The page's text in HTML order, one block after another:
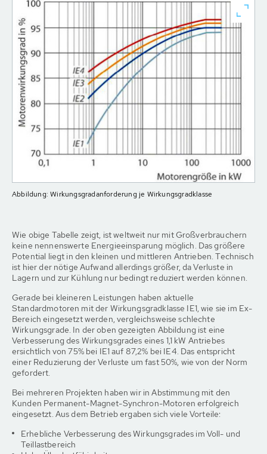
Abbildung: Wirkungsgradanforderung je Wirkungsgradklasse
Wie obige Tabelle zeigt, ist weltweit nur mit Großverbrauchern
keine nennenswerte Energieeinsparung möglich. Das größere
Potential liegt in den kleinen und mittleren Antrieben. Technisch
ist hier der nötige Aufwand allerdings größer, da Verluste in
Lagern und zur Kühlung nur bedingt reduziert werden können.
Gerade bei kleineren Leistungen haben aktuelle
Standardmotoren mit der Wirkungsgradklasse IE1, wie sie im Ex-
Bereich eingesetzt werden, vergleichsweise schlechte
Wirkungsgrade. In der oben gezeigten Abbildung ist eine
Verbesserung des Wirkungsgrades eines 1,1 kW Antriebes
ersichtlich von 75% bei IE1 auf 87,2% bei IE4. Das entspricht
einer Reduzierung der Verluste um fast 50%, wie von der Norm
gefordert.
Bei mehreren Projekten haben wir in Abstimmung mit den
Kunden Permanent-Magnet-Synchron-Motoren erfolgreich
eingesetzt. Aus dem Betrieb ergaben sich viele Vorteile:
Erhebliche Verbesserung des Wirkungsgrades im Voll- und
Teillastbereich